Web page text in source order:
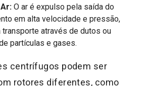
O ar é expulso pela saída do
em alta velocidade e pressão,
transporte através de dutos ou
partículas e gases.
centrífugos podem ser
rotores diferentes, como